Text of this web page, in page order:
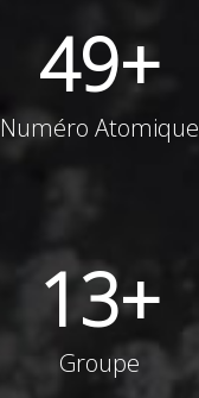
49+
Numéro Atomique
13+
Groupe